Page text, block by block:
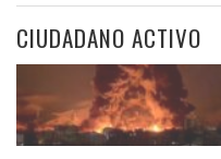
CIUDADANO ACTIVO